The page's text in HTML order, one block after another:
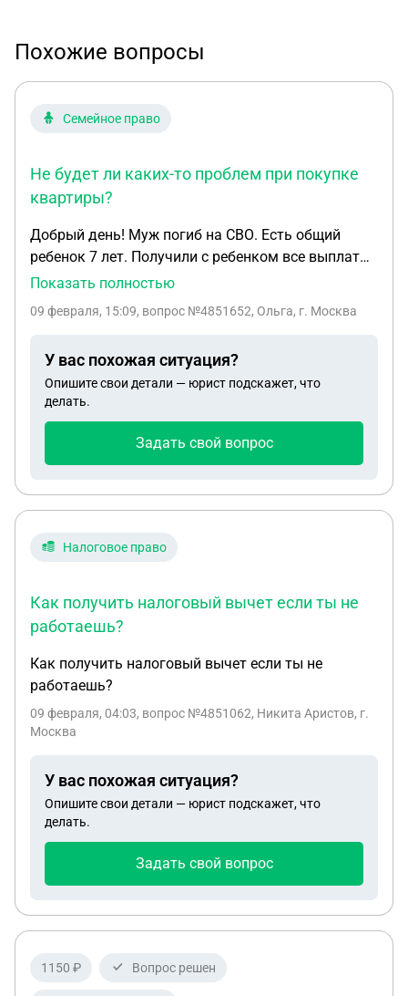
Похожие вопросы
Семейное право
Не будет ли каких-то проблем при покупке
квартиры?
Добрый день! Муж погиб на СВО. Есть общий
ребенок 7 лет. Получили с ребенком все выплаты.
Выплаты на ребенка приходили на номинальный
чтобы получить % от банка. Сейчас планирую
номинального счета отчитываться, перед опекой
например. Не будет ли каких-то проблем при
покупке квартиры?
Показать полностью
09 февраля, 15:09, вопрос №4851652, Ольга, г. Москва
У вас похожая ситуация?
Опишите свои детали — юрист подскажет, что
делать.
Задать свой вопрос
Налоговое право
Как получить налоговый вычет если ты не
работаешь?
Как получить налоговый вычет если ты не
работаешь?
09 февраля, 04:03, вопрос №4851062, Никита Аристов, г.
Москва
У вас похожая ситуация?
Опишите свои детали — юрист подскажет, что
делать.
Задать свой вопрос
1150 ₽ Вопрос решен